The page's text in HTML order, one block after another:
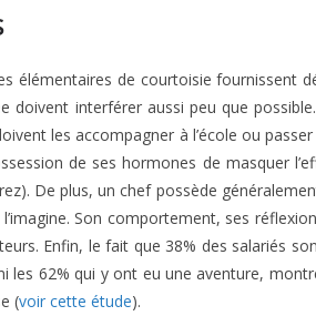
élémentaires de courtoisie fournissent
doivent interférer aussi peu que
les accompagner à l’école ou
de ses hormones de masquer
De plus, un chef possède
Son comportement, ses
Enfin, le fait que 38% des salariés
les 62% qui y ont eu une aventure,
(voir cette étude).